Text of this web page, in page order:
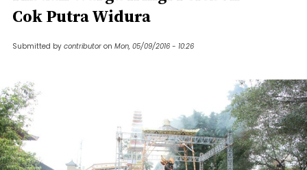
Cok Putra Widura
Submitted by contributor on Mon, 05/09/2016 - 10:26